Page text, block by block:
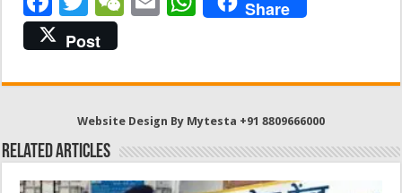
a
c
e
o
o
w
it
te
r
h
at
l
s
A
p
p
Share
Post
Website Design By Mytesta +91 8809666000
Related Articles